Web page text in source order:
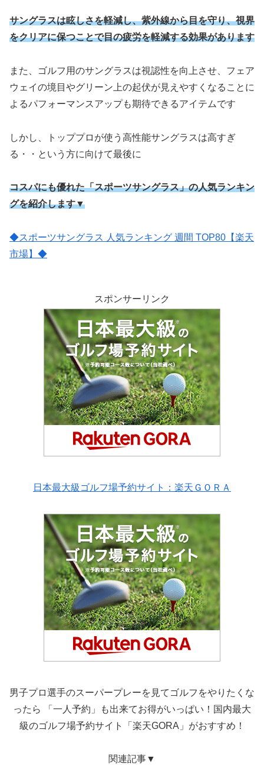
サングラスは眩しさを軽減し、紫外線から目を守り、視界
をクリアに保つことで目の疲労を軽減する効果があります
また、ゴルフ用のサングラスは視認性を向上させ、フェア
ウェイの境目やグリーン上の起伏が見えやすくなることに
よるパフォーマンスアップも期待できるアイテムです
しかし、トッププロが使う高性能サングラスは高すぎ
る・・という方に向けて最後に
コスパにも優れた「スポーツサングラス」の人気ランキン
グを紹介します▼
◆スポーツサングラス 人気ランキング 週間 TOP80【楽天
市場】◆
スポンサーリンク
日本最大級ゴルフ場予約サイト：楽天ＧＯＲＡ
男子プロ選手のスーパープレーを見てゴルフをやりたくな
ったら 「一人予約」も出来てお得がいっぱい！国内最大
級のゴルフ場予約サイト「楽天GORA」がおすすめ！
関連記事▼